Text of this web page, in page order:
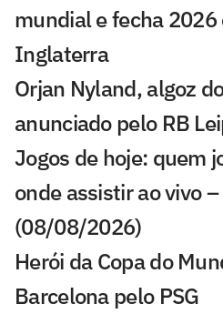
mundial e fecha 2026
Inglaterra
Orjan Nyland, algoz
anunciado pelo RB
Jogos de hoje: quem
onde assistir ao vivo
(08/08/2026)
Herói da Copa do
Barcelona pelo PSG